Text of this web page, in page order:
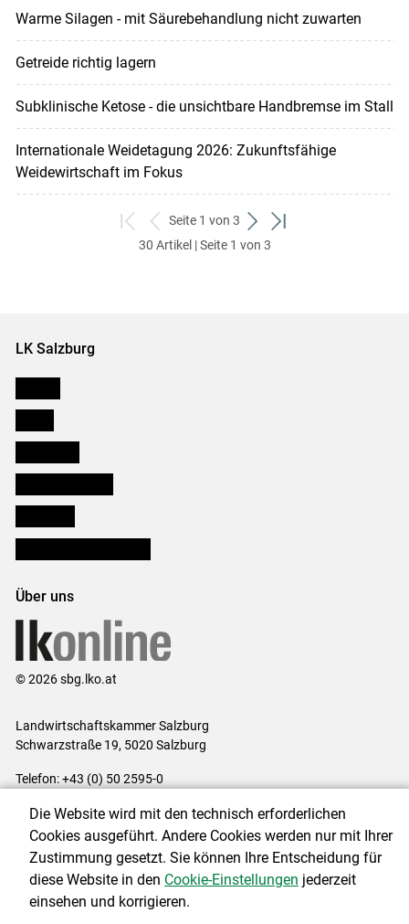
Warme Silagen - mit Säurebehandlung nicht zuwarten
Getreide richtig lagern
Subklinische Ketose - die unsichtbare Handbremse im Stall
Internationale Weidetagung 2026: Zukunftsfähige
Weidewirtschaft im Fokus
zum
ersten
zurück
zum
Seite 1 von 3
weiter
zum
zum
30 Artikel | Seite 1 von 3
LK Salzburg
Über uns
© 2026 sbg.lko.at
Landwirtschaftskammer Salzburg
Schwarzstraße 19, 5020 Salzburg
Telefon: +43 (0) 50 2595-0
Impressum|Kontakt|Datenschutzerklärung|Barrierefreiheit|
Cookie-Einstellungen
Die Website wird mit den technisch erforderlichen
Cookies ausgeführt. Andere Cookies werden nur mit Ihrer
Zustimmung gesetzt. Sie können Ihre Entscheidung für
diese Website in den Cookie-Einstellungen jederzeit
einsehen und korrigieren.